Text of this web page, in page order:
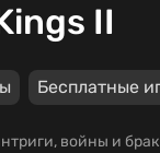
II
Бесплатные
войны и